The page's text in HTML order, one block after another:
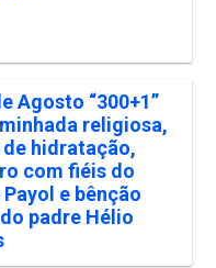
Agosto “300+1”
religiosa,
hidratação,
com fiéis do
e bênção
padre Hélio